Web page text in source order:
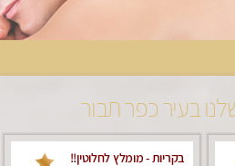
בעיר כפר תבור
בקריות - מומלץ לחלוטין!!